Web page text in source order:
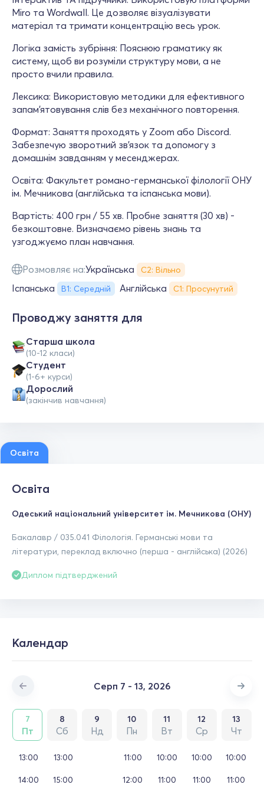
Miro та Wordwall. Це дозволяє візуалізувати
матеріал та тримати концентрацію весь урок.
Логіка замість зубріння: Пояснюю граматику як
систему, щоб ви розуміли структуру мови, а не
просто вчили правила.
Лексика: Використовую методики для ефективного
запам'ятовування слів без механічного повторення.
Формат: Заняття проходять у Zoom або Discord.
Забезпечую зворотний зв'язок та допомогу з
домашнім завданням у месенджерах.
Освіта: Факультет романо-германської філології ОНУ
ім. Мечникова (англійська та іспанська мови).
Вартість: 400 грн / 55 хв. Пробне заняття (30 хв) -
безкоштовне. Визначаємо рівень знань та
узгоджуємо план навчання.
Розмовляє на:Українська С2: Вільно
Іспанська В1: Середній Англійська С1: Просунутий
Проводжу заняття для
Старша школа
(10-12 класи)
Студент
(1-6+ курси)
Дорослий
(закінчив навчання)
Освіта
Освіта
Одеський національний університет ім. Мечникова (ОНУ)
Бакалавр / 035.041 Філологія. Германські мови та
літератури, переклад включно (перша - англійська) (2026)
Диплом підтверджений
Календар
Серп 7 - 13, 2026
7
Пт
8
Сб
9
Нд
10
Пн
11
Вт
12
Ср
13
Чт
13:00
14:00
13:00
15:00
11:00
12:00
10:00
11:00
10:00
11:00
10:00
11:00